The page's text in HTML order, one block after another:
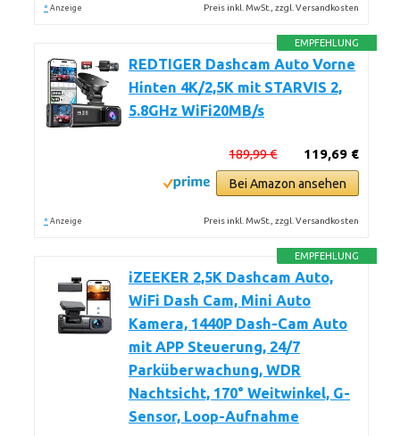
* Anzeige Preis inkl. MwSt., zzgl. Versandkosten
EMPFEHLUNG
REDTIGER Dashcam Auto Vorne
Hinten 4K/2,5K mit STARVIS 2,
5.8GHz WiFi20MB/s
119,69 €
189,99 €
Bei Amazon ansehen
* Anzeige Preis inkl. MwSt., zzgl. Versandkosten
EMPFEHLUNG
iZEEKER 2,5K Dashcam Auto,
WiFi Dash Cam, Mini Auto
Kamera, 1440P Dash-Cam Auto
mit APP Steuerung, 24/7
Parküberwachung, WDR
Nachtsicht, 170° Weitwinkel, G-
Sensor, Loop-Aufnahme